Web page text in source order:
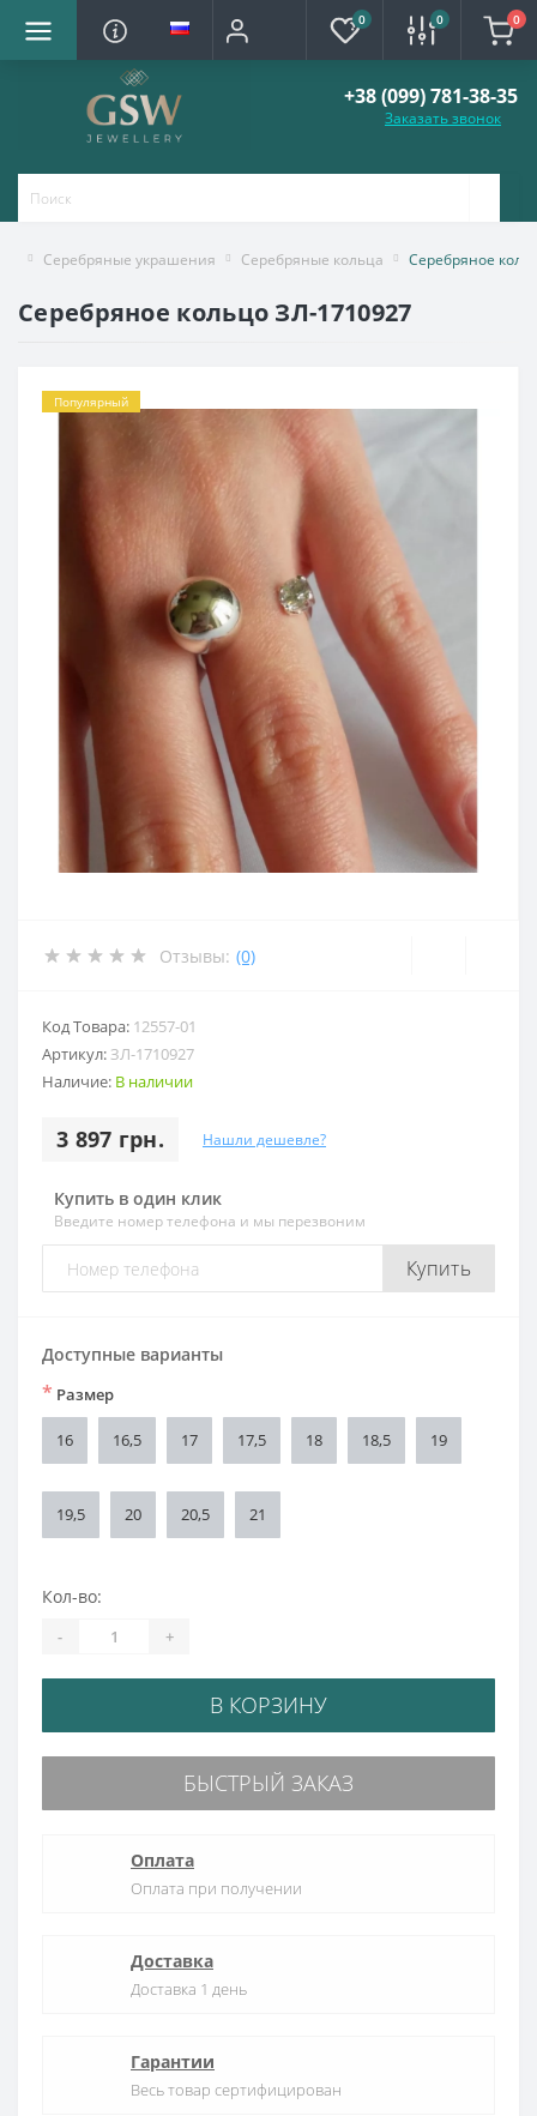
0 0 0
+38 (099) 781-38-35
Заказать звонок
Серебряные украшения Серебряные кольца Серебряное
Серебряное кольцо ЗЛ-1710927
Популярный
Отзывы: (0)
Код Товара: 12557-01
Артикул: ЗЛ-1710927
Наличие: В наличии
3 897 грн. Нашли дешевле?
Купить в один клик
Введите номер телефона и мы перезвоним
Купить
Доступные варианты
* Размер
16 16,5 17 17,5 18 18,5 19
19,5 20 20,5 21
Кол-во:
- +
В КОРЗИНУ
БЫСТРЫЙ ЗАКАЗ
Оплата
Оплата при получении
Доставка
Доставка 1 день
Гарантии
Весь товар сертифицирован